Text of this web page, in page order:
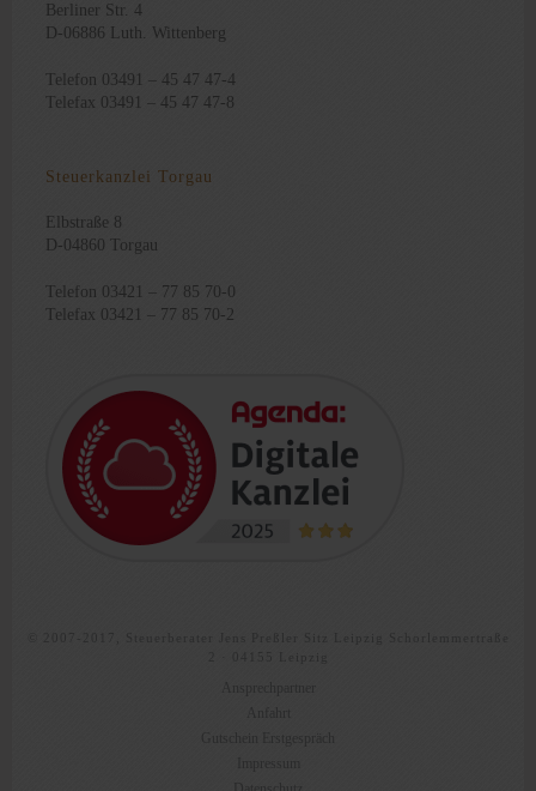
Berliner Str. 4
D-06886 Luth. Wittenberg
Telefon 03491 – 45 47 47-4
Telefax 03491 – 45 47 47-8
Steuerkanzlei Torgau
Elbstraße 8
D-04860 Torgau
Telefon 03421 – 77 85 70-0
Telefax 03421 – 77 85 70-2